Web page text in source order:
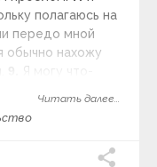
полагаюсь на
передо мной
обычно нахожу
Я могу что-
Читать далее...